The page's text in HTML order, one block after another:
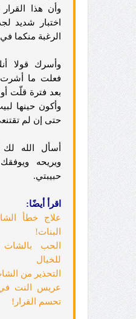
وأن هذا
اختبار شديد
الرغبة منكما في
وأسرك قولا
فعلت ما أشرت
بعد فترة قلّت
وأكون حينها
حتى إن لم
أسأل الله
ويريحه
حبيبتي.
اقرأ أيضًا:
علاج خطأ
البنات!
الحب
للخيال
التحذير من
عريس النت في
تحسم القرار!